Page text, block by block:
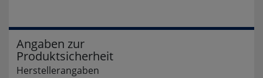
Angaben zur
Produktsicherheit
Herstellerangaben